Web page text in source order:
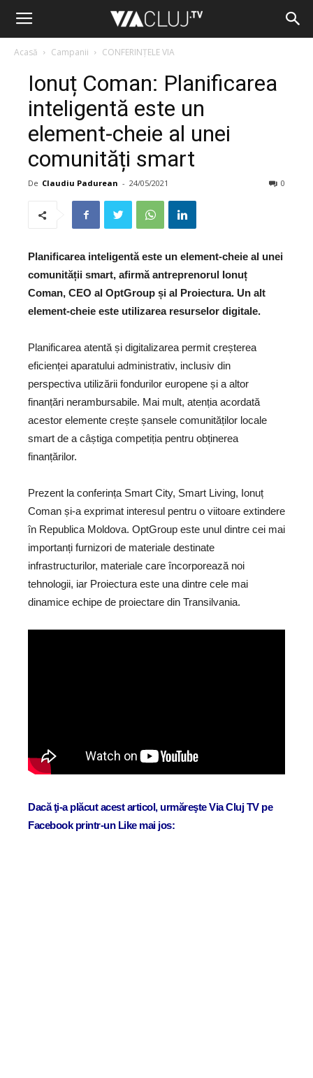
Acasă Campanii CONFERINȚELE VIA
Ionuț Coman: Planificarea
inteligentă este un
element-cheie al unei
comunități smart
De Claudiu Padurean - 24/05/2021 0
Planificarea inteligentă este un element-cheie al unei
comunității smart, afirmă antreprenorul Ionuț
Coman, CEO al OptGroup și al Proiectura. Un alt
element-cheie este utilizarea resurselor digitale.
Planificarea atentă și digitalizarea permit creșterea
eficienței aparatului administrativ, inclusiv din
perspectiva utilizării fondurilor europene și a altor
finanțări nerambursabile. Mai mult, atenția acordată
acestor elemente crește șansele comunităților locale
smart de a câștiga competiția pentru obținerea
finanțărilor.
Prezent la conferința Smart City, Smart Living, Ionuț
Coman și-a exprimat interesul pentru o viitoare extindere
în Republica Moldova. OptGroup este unul dintre cei mai
importanți furnizori de materiale destinate
infrastructurilor, materiale care încorporează noi
tehnologii, iar Proiectura este una dintre cele mai
dinamice echipe de proiectare din Transilvania.
Dacă ţi-a plăcut acest articol, urmăreşte Via Cluj TV pe
Facebook printr-un Like mai jos: